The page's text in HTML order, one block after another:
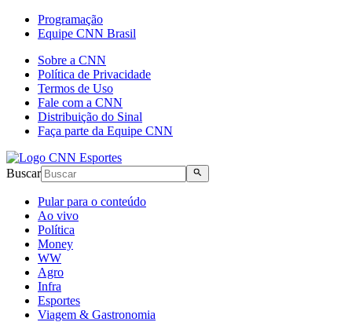
Programação
Equipe CNN Brasil
Sobre a CNN
Política de Privacidade
Termos de Uso
Fale com a CNN
Distribuição do Sinal
Faça parte da Equipe CNN
Buscar
Pular para o conteúdo
Ao vivo
Política
Money
WW
Agro
Infra
Esportes
Viagem & Gastronomia